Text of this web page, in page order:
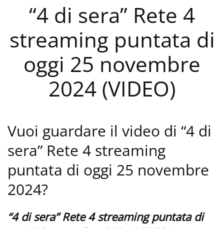
“4 di sera” Rete 4
streaming puntata di
oggi 25 novembre
2024 (VIDEO)
Vuoi guardare il video di “4 di
sera” Rete 4 streaming
puntata di oggi 25 novembre
2024?
“4 di sera” Rete 4 streaming puntata di